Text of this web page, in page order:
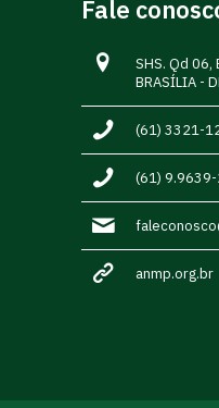
Fale
SHS. Qd 06,
BRASÍLIA -
(61) 3321-
(61)
anmp.org.br